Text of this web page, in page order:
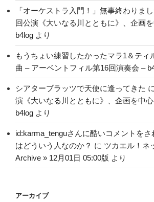
「オーケストラ入門！」無事終わりま
回公演《大いなる川とともに》、企画
b4log より
もうちょい練習したかったマラ1＆ティ
曲 – アーベントフィル第16回演奏会 –
シアターブラッツで天使に逢ってきた に
演《大いなる川とともに》、企画を中
b4log より
id:karma_tenguさんに酷いコメントを
はどういう人なのか？ に ツカエル！ネ
Archive » 12月01日 05:00版 より
アーカイブ